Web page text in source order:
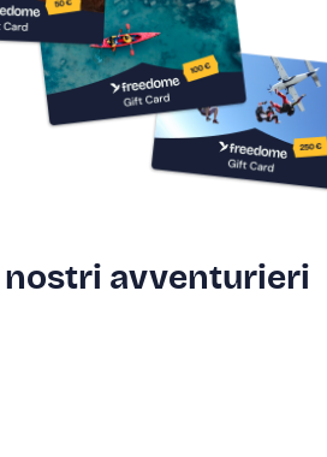
nostri avventurieri